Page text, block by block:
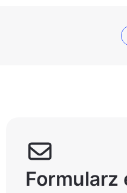
Formularz